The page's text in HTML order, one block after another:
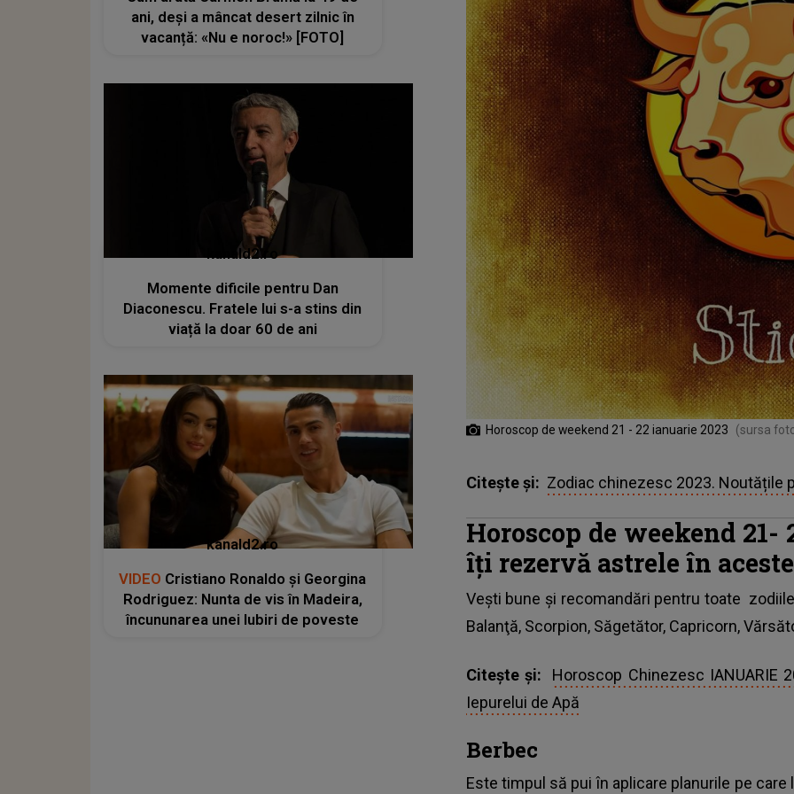
Horoscop de weekend 21 - 22 ianuarie 2023 (sursa
Citește și: Zodiac chinezesc 2023. Noutățile
Horoscop de weekend
îți rezervă astrele în
Vești bune și recomandări pentru toate
Balanţă, Scorpion, Săgetător, Capricorn,
Citește și: Horoscop Chinezesc IANUARIE
Iepurelui de Apă
Berbec
Este timpul să pui în aplicare planurile pe
ani, deși a mâncat desert zilnic în
vacanță: «Nu e noroc!» [FOTO]
kanald2.ro
Momente dificile pentru Dan
Diaconescu. Fratele lui s-a stins din
viață la doar 60 de ani
kanald2.ro
VIDEO Cristiano Ronaldo și Georgina
Rodriguez: Nunta de vis în Madeira,
încununarea unei Iubiri de poveste